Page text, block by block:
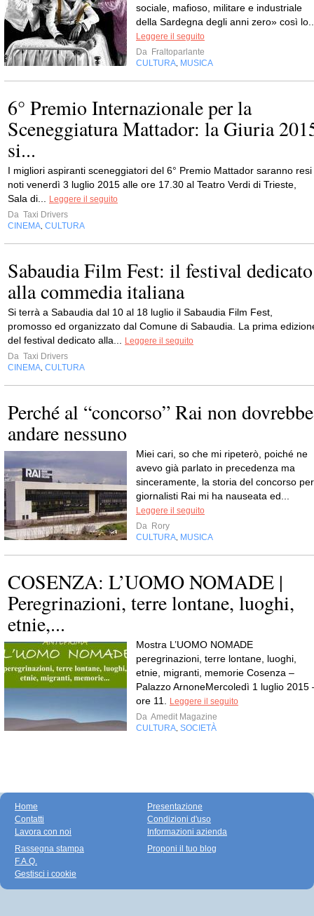
sociale, mafioso, militare e industriale
della Sardegna degli anni zero» così
Leggere il seguito
Da Fraltoparlante
CULTURA MUSICA
6° Premio Internazionale per la
Sceneggiatura Mattador: la Giuria
si...
I migliori aspiranti sceneggiatori del 6° Premio Mattador saranno resi
noti venerdì 3 luglio 2015 alle ore 17.30 al Teatro Verdi di Trieste,
Sala di...
Leggere il seguito
Da Taxi Drivers
CINEMA CULTURA
Sabaudia Film Fest: il festival dedicato
alla commedia italiana
Si terrà a Sabaudia dal 10 al 18 luglio il Sabaudia Film Fest,
promosso ed organizzato dal Comune di Sabaudia. La prima
del festival dedicato alla...
Leggere il seguito
Da Taxi Drivers
CINEMA CULTURA
Perché al “concorso” Rai non dovrebbe
andare nessuno
Miei cari, so che mi ripeterò, poiché ne
avevo già parlato in precedenza ma
sinceramente, la storia del concorso per
giornalisti Rai mi ha nauseata ed...
Leggere il seguito
Da Rory
CULTURA MUSICA
COSENZA: L’UOMO NOMADE |
Peregrinazioni, terre lontane, luoghi,
etnie,...
Mostra L’UOMO NOMADE
peregrinazioni, terre lontane, luoghi,
etnie, migranti, memorie Cosenza –
Palazzo ArnoneMercoledì 1 luglio 2015
ore 11.
Leggere il seguito
Da Amedit Magazine
CULTURA SOCIETÀ
Home
Contatti
Lavora con noi
Presentazione
Condizioni d'uso
Informazioni azienda
Rassegna stampa
F.A.Q.
Gestisci i cookie
Proponi il tuo blog